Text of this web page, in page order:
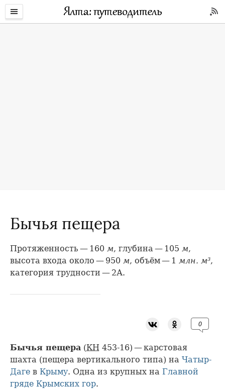
Бычья пещера
Протяженность — 160 м, глубина — 105 м,
высота входа около — 950 м, объём — 1 млн. м³,
категория трудности — 2А.
0
Бычья пещера (КН 453-16) — карстовая
шахта (пещера вертикального типа) на Чатыр-
Даге в Крыму. Одна из крупных на Главной
гряде Крымских гор.